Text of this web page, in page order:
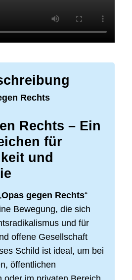
Rechts
Rechts – Ein
für
und
Opas gegen Rechts“
Bewegung, die sich
und für
offene Gesellschaft
Schild ist ideal, um bei
öffentlichen